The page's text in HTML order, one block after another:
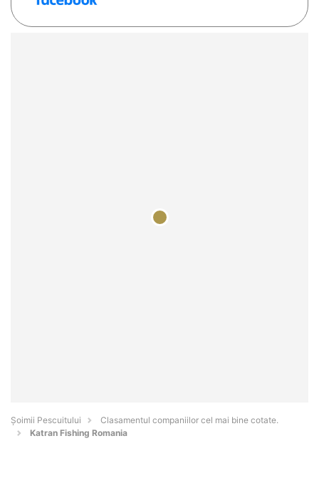
Șoimii Pescuitului
Clasamentul companiilor cel mai bine cotate.
Katran Fishing Romania